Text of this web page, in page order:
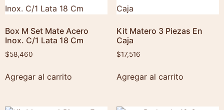
Box M Set Mate Acero
Inox. C/1 Lata 18 Cm
$58,460
Agregar al carrito
Kit Matero 3 Piezas En
Caja
$17,516
Agregar al carrito